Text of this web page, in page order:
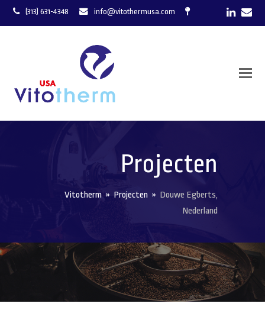
(313) 631-4348 info@vitothermusa.com
Projecten
Vitotherm » Projecten » Douwe Egberts,
Nederland